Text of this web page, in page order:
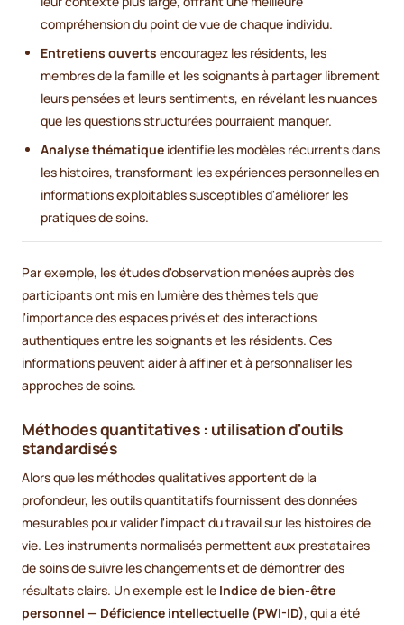
compréhension du point de vue de chaque individu.
Entretiens ouverts encouragez les résidents, les
membres de la famille et les soignants à partager librement
leurs pensées et leurs sentiments, en révélant les nuances
que les questions structurées pourraient manquer.
Analyse thématique identifie les modèles récurrents dans
les histoires, transformant les expériences personnelles en
informations exploitables susceptibles d'améliorer les
pratiques de soins.
Par exemple, les études d'observation menées auprès des
participants ont mis en lumière des thèmes tels que
l'importance des espaces privés et des interactions
authentiques entre les soignants et les résidents. Ces
informations peuvent aider à affiner et à personnaliser les
approches de soins.
Méthodes quantitatives : utilisation d'outils
standardisés
Alors que les méthodes qualitatives apportent de la
profondeur, les outils quantitatifs fournissent des données
mesurables pour valider l'impact du travail sur les histoires de
vie. Les instruments normalisés permettent aux prestataires
de soins de suivre les changements et de démontrer des
résultats clairs. Un exemple est le Indice de bien-être
personnel — Déficience intellectuelle (PWI-ID), qui a été